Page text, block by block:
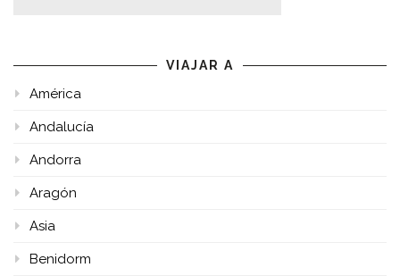
VIAJAR A
América
Andalucía
Andorra
Aragón
Asia
Benidorm